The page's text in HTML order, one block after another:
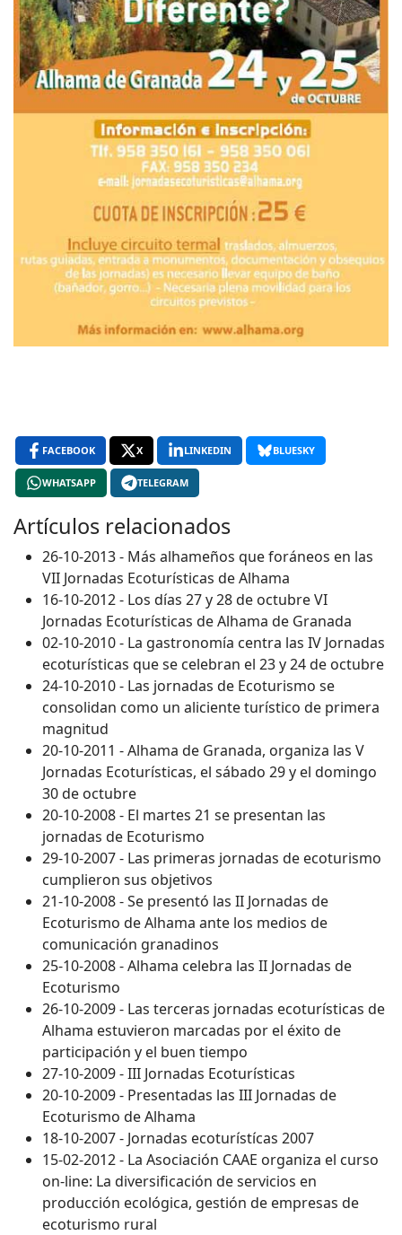
FACEBOOK X LINKEDIN BLUESKY
WHATSAPP TELEGRAM
Artículos relacionados
26-10-2013 - Más alhameños que foráneos en las
VII Jornadas Ecoturísticas de Alhama
16-10-2012 - Los días 27 y 28 de octubre VI
Jornadas Ecoturísticas de Alhama de Granada
02-10-2010 - La gastronomía centra las IV Jornadas
ecoturísticas que se celebran el 23 y 24 de octubre
24-10-2010 - Las jornadas de Ecoturismo se
consolidan como un aliciente turístico de primera
magnitud
20-10-2011 - Alhama de Granada, organiza las V
Jornadas Ecoturísticas, el sábado 29 y el domingo
30 de octubre
20-10-2008 - El martes 21 se presentan las
jornadas de Ecoturismo
29-10-2007 - Las primeras jornadas de ecoturismo
cumplieron sus objetivos
21-10-2008 - Se presentó las II Jornadas de
Ecoturismo de Alhama ante los medios de
comunicación granadinos
25-10-2008 - Alhama celebra las II Jornadas de
Ecoturismo
26-10-2009 - Las terceras jornadas ecoturísticas de
Alhama estuvieron marcadas por el éxito de
participación y el buen tiempo
27-10-2009 - III Jornadas Ecoturísticas
20-10-2009 - Presentadas las III Jornadas de
Ecoturismo de Alhama
18-10-2007 - Jornadas ecoturístícas 2007
15-02-2012 - La Asociación CAAE organiza el curso
on-line: La diversificación de servicios en
producción ecológica, gestión de empresas de
ecoturismo rural